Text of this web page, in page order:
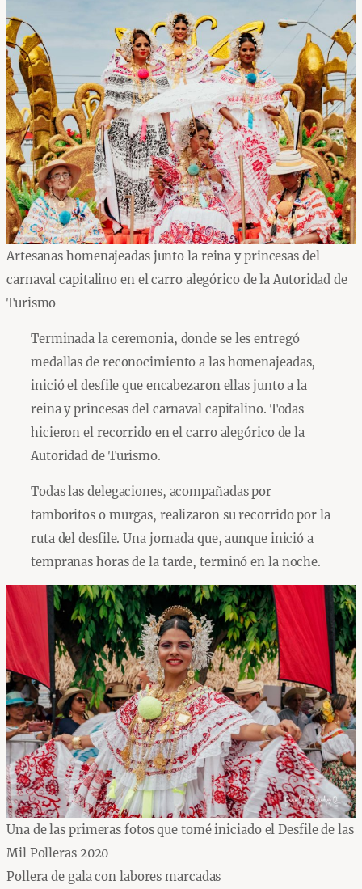
Artesanas homenajeadas junto la reina y princesas del
carnaval capitalino en el carro alegórico de la Autoridad de
Turismo
Terminada la ceremonia, donde se les entregó
medallas de reconocimiento a las homenajeadas,
inició el desfile que encabezaron ellas junto a la
reina y princesas del carnaval capitalino. Todas
hicieron el recorrido en el carro alegórico de la
Autoridad de Turismo.
Todas las delegaciones, acompañadas por
tamboritos o murgas, realizaron su recorrido por la
ruta del desfile. Una jornada que, aunque inició a
tempranas horas de la tarde, terminó en la noche.
Una de las primeras fotos que tomé iniciado el Desfile de las
Mil Polleras 2020
Pollera de gala con labores marcadas